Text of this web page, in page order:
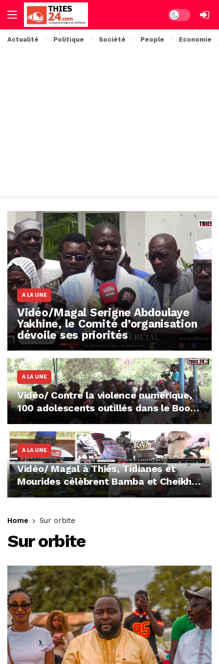
Dark mode
Actualité Politique Société People Economie
A LA UNE
Vidéo/Magal Serigne Abdoulaye
Yakhine, le Comité d’organisation
dévoile ses priorités
A LA UNE
Vidéo/ Contre la violence numérique,
100 adolescents outillés dans le Boot
Camp JAVA de Mboro
A LA UNE
Vidéo/ Magal à Thiès, Tidianes et
Mourides célèbrent Bamba et Cheikh
chez Abdou Bâ Ndiéguène
Home Sur orbite
Sur orbite